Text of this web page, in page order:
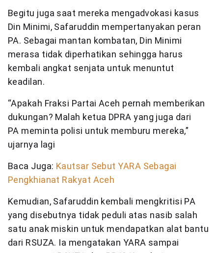
Begitu juga saat mereka mengadvokasi kasus
Din Minimi, Safaruddin mempertanyakan peran
PA. Sebagai mantan kombatan, Din Minimi
merasa tidak diperhatikan sehingga harus
kembali angkat senjata untuk menuntut
keadilan.
“Apakah Fraksi Partai Aceh pernah memberikan
dukungan? Malah ketua DPRA yang juga dari
PA meminta polisi untuk memburu mereka,”
ujarnya lagi
Baca Juga: Kautsar Sebut YARA Sebagai
Pengkhianat Rakyat Aceh
Kemudian, Safaruddin kembali mengkritisi PA
yang disebutnya tidak peduli atas nasib salah
satu anak miskin untuk mendapatkan alat bantu
dari RSUZA. Ia mengatakan YARA sampai